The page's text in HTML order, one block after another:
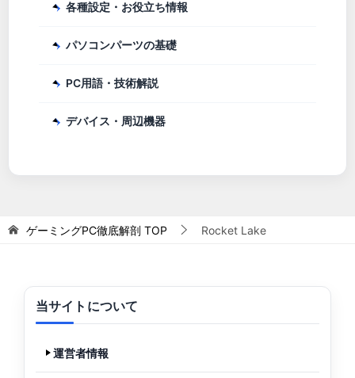
各種設定・お役立ち情報
パソコンパーツの基礎
PC用語・技術解説
デバイス・周辺機器
ゲーミングPC徹底解剖 TOP Rocket Lake
当サイトについて
運営者情報